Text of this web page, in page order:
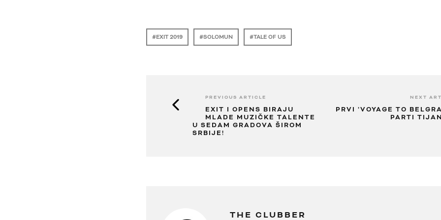
EXIT 2019 SOLOMUN TALE OF US
PREVIOUS ARTICLE
EXIT I OPENS BIRAJU
MLADE MUZIČKE TALENTE
U SEDAM GRADOVA ŠIROM
SRBIJE!
NEXT
PRVI ’VOYAGE TO
PARTI
THE CLUBBER